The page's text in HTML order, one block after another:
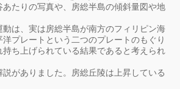
たりの写真や、房総半島の傾斜量図や地
動は、実は房総半島が南方のフィリピン海
プレートという二つのプレートのもぐり
ち上げられている結果であると考えられ
がありました。房総丘陵は上昇している